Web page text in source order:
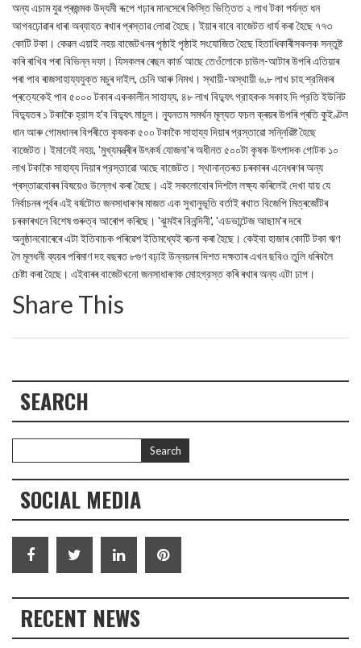
অন্য এচাম যুৱ প্ৰজন্মক উদ্যমী ৰূপে গঢ়াৰ মানসেৰে কিস্তি ভিত্তিত ২ লাখ টকা পর্যন্ত ধন
আগবঢ়োৱাৰ ধাৰা অব্যাহত ৰখাৰ প্ৰস্তাৱ লোৱা হৈছে। ইয়াৰ বাবে বাজেটত ধাৰ্য কৰা হৈছে ৭৭৩
কোটি টকা। কেৱল এয়াই নহয় বাজেটখনৰ পৃষ্ঠাই পৃষ্ঠাই সংযোজিত হৈছে হিতাধিকাৰীসকলক সন্তুষ্ট
কৰি ৰাখিব পৰা বিভিন্ন দফা। যিসকলৰ ৰেছন কার্ড আছে তেওঁলোকে চাউল-আটাৰ উপৰি এতিয়াৰ
পৰা পাব ৰাজসাহায্যযুক্ত মচুৰ দাইল, চেনি আৰু নিমখ। স্থায়ী-অস্থায়ী ৬.৮ লাখ চাহ শ্রমিকৰ
প্ৰত্যেকেই পাব ৫০০০ টকাৰ এককালীন সাহায্য, ৪৮ লাখ বিদ্যুৎ গ্রাহকক সকাহ দি প্রতি ইউনিট
বিদ্যুতৰ ১ টকাকৈ হ্রাস হ'ব বিদ্যুৎ মাচুল। ন্যূনতম সমর্থন মূল্যত ফচল ক্ৰয়ৰ উপৰি প্ৰতি কুইণ্টল
ধান আৰু গোমধানৰ বিপৰীতে কৃষকক ৫০০ টকাকৈ সাহায্য দিয়াৰ প্রস্তাৱো সন্নিৱিষ্ট হৈছে
বাজেটত। ইমানেই নহয়, 'মুখ্যমন্ত্ৰীৰ উৎকৰ্ষ যোজনা'ৰ অধীনত ৫০০টা কৃষক উৎপাদক গোটক ১০
লাখ টকাকৈ সাহায্য দিয়াৰ প্রস্তাৱো আছে বাজেটত। স্থানান্তৰত চৰকাৰৰ এনেধৰণৰ অন্য
প্ৰস্তাৱবোৰৰ বিষয়েও উল্লেখ কৰা হৈছে। এই সকলোবোৰ দিশলৈ লক্ষ্য কৰিলেই দেখা যায় যে
নিৰ্বাচনৰ পূৰ্বৰ এই বৰ্ষটোত জনসাধাৰণৰ মাজত এক সুখানুভূতি বৰ্তাই ৰখাত বিজেপি মিত্ৰজোঁটৰ
চৰকাৰখনে বিশেষ গুৰুত্ব আৰোপ কৰিছে। 'ঝুমইৰ বিনন্দিনী', 'এডভান্টেজ আছাম'ৰ দৰে
অনুষ্ঠানবোৰেৰে এটা ইতিবাচক পৰিৱেশ ইতিমধ্যেই ৰচনা কৰা হৈছে। কেইবা হাজাৰ কোটি টকা ঋণ
লৈ মূলধনী ব্যয়ৰ পৰিমাণ দহ বছৰত ৮গুণ বঢ়াই উন্নয়নৰ দিশত দক্ষতাৰ এখন ছবিও তুলি ধৰিবলৈ
চেষ্টা কৰা হৈছে। এইবাৰৰ বাজেটখনো জনসাধাৰণক মোহগ্রস্ত কৰি ৰখাৰ অন্য এটা ঢাপ।
Share This
SEARCH
SOCIAL MEDIA
RECENT NEWS